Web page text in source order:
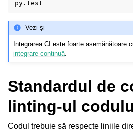
Vezi și
Integrarea CI este foarte asemănătoare
integrare continuă
Standardul de
linting-ul
Codul trebuie să respecte liniile